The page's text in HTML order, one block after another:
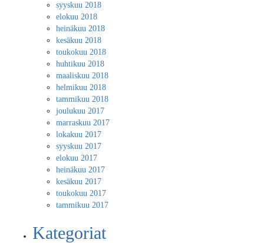
syyskuu 2018
elokuu 2018
heinäkuu 2018
kesäkuu 2018
toukokuu 2018
huhtikuu 2018
maaliskuu 2018
helmikuu 2018
tammikuu 2018
joulukuu 2017
marraskuu 2017
lokakuu 2017
syyskuu 2017
elokuu 2017
heinäkuu 2017
kesäkuu 2017
toukokuu 2017
tammikuu 2017
Kategoriat